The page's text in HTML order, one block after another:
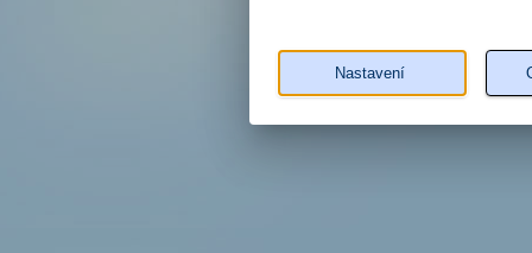
Nastavení